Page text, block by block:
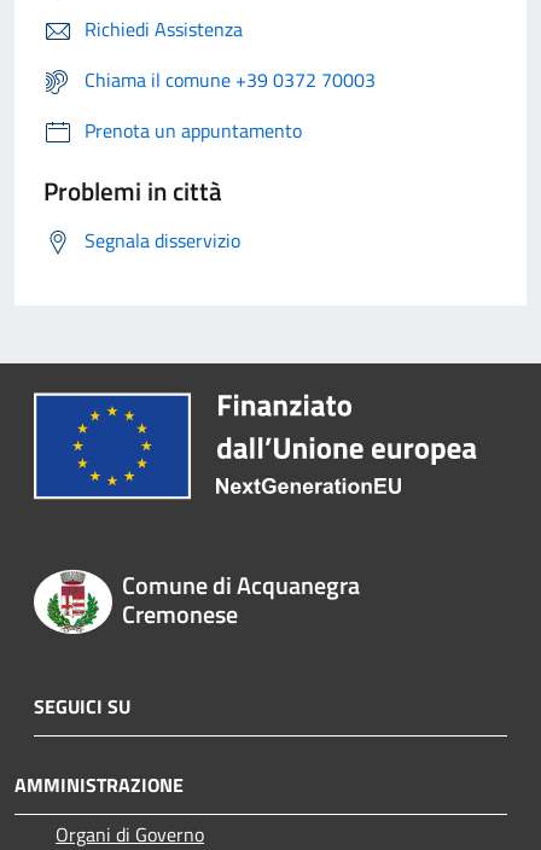
Richiedi Assistenza
Chiama il comune +39 0372 70003
Prenota un appuntamento
Problemi in città
Segnala disservizio
Comune di Acquanegra
Cremonese
SEGUICI SU
AMMINISTRAZIONE
Organi di Governo